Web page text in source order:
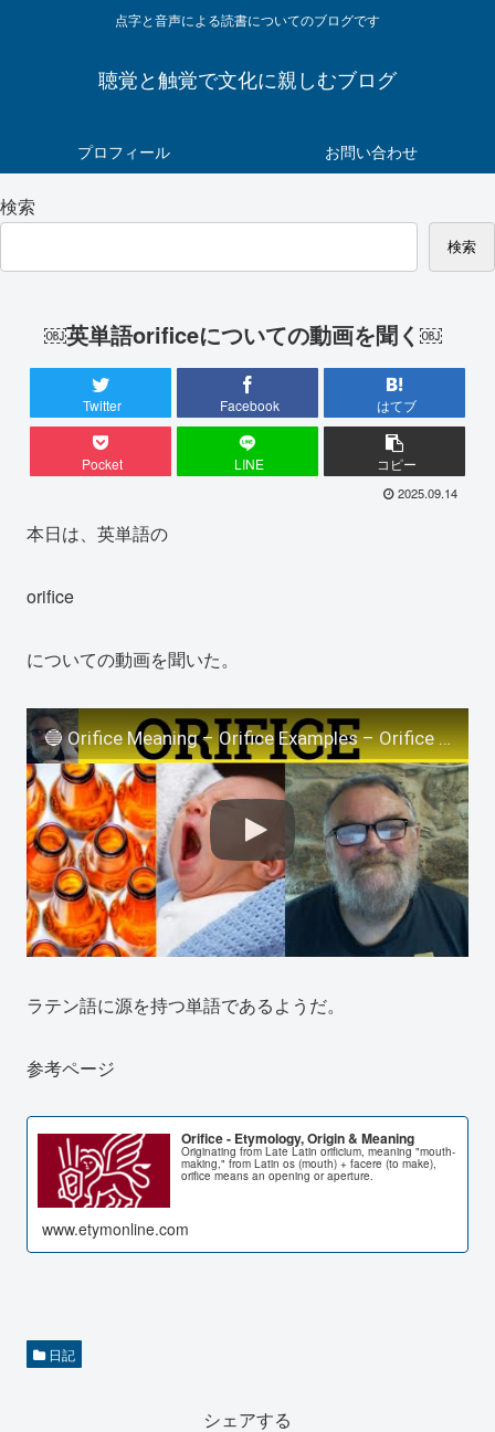
点字と音声による読書についてのブログです
聴覚と触覚で文化に親しむブログ
プロフィール お問い合わせ
検索
検索
￼英単語orificeについての動画を聞く￼
Twitter Facebook はてブ
Pocket LINE コピー
2025.09.14
本日は、英単語の
orifice
についての動画を聞いた。
🔵 Orifice Meaning – Orifice Examples – Orifice Definition – Anatomy – Orifice Defined – Orifice
ラテン語に源を持つ単語であるようだ。
参考ページ
Orifice - Etymology, Origin & Meaning
Originating from Late Latin orificium, meaning "mouth-
making," from Latin os (mouth) + facere (to make),
orifice means an opening or aperture.
www.etymonline.com
日記
シェアする